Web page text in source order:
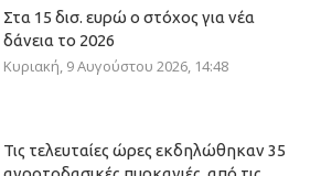
Στα 15 δισ. ευρώ ο στόχος για νέα
δάνεια το 2026
Κυριακή, 9 Αυγούστου 2026, 14:48
Τις τελευταίες ώρες εκδηλώθηκαν 35